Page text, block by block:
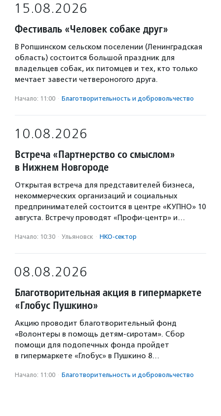
15.08.2026
Фестиваль «Человек собаке друг»
В Ропшинском сельском поселении (Ленинградская
область) состоится большой праздник для
владельцев собак, их питомцев и тех, кто только
мечтает завести четвероногого друга.
Начало: 11:00 · Благотвори­тель­ность и доброволь­чест­во
10.08.2026
Встреча «Партнерство со смыслом»
в Нижнем Новгороде
Открытая встреча для представителей бизнеса,
некоммерческих организаций и социальных
предпринимателей состоится в центре «КУПНО» 10
августа. Встречу проводят «Профи-центр» и…
Начало: 10:30 · Ульяновск · НКО-сектор
08.08.2026
Благотворительная акция в гипермаркете
«Глобус Пушкино»
Акцию проводит благотворительный фонд
«Волонтеры в помощь детям-сиротам». Сбор
помощи для подопечных фонда пройдет
в гипермаркете «Глобус» в Пушкино 8…
Начало: 11:00 · Благотвори­тель­ность и доброволь­чест­во